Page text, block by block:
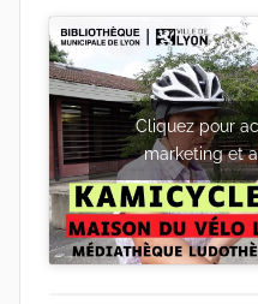
Cliquez pour
marketing et